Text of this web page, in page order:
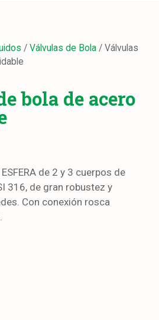
/ Válvulas de Bola / Válvulas
bola de acero
de 2 y 3 cuerpos de
316, de gran robustez y
Con conexión rosca